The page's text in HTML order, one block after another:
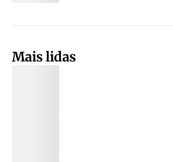
Mais lidas